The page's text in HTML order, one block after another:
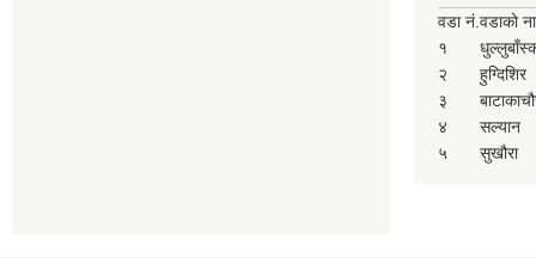
वडा नं. वडाको
१
२
हुग्दिशिर
३
४
सल्यान
५
सुखौरा